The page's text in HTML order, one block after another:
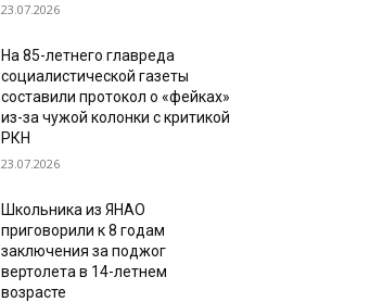
23.07.2026
На 85-летнего главреда
социалистической газеты
составили протокол о «фейках»
из-за чужой колонки с критикой
РКН
23.07.2026
Школьника из ЯНАО
приговорили к 8 годам
заключения за поджог
вертолета в 14-летнем
возрасте